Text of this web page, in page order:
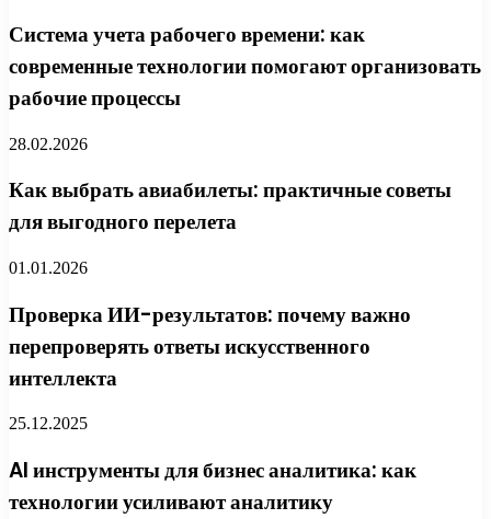
Система учета рабочего времени: как
современные технологии помогают организовать
рабочие процессы
28.02.2026
Как выбрать авиабилеты: практичные советы
для выгодного перелета
01.01.2026
Проверка ИИ-результатов: почему важно
перепроверять ответы искусственного
интеллекта
25.12.2025
AI инструменты для бизнес аналитика: как
технологии усиливают аналитику